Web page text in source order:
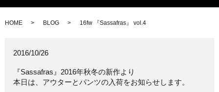
HOME BLOG 16fw 『Sassafras』 vol.4
2016/10/26
『Sassafras』2016年秋冬の新作より
本日は、アウターとパンツの入荷をお知らせします。